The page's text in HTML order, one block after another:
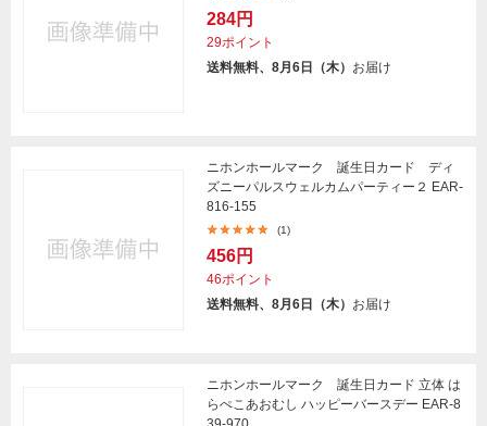
284円
29ポイント
送料無料、8月6日（木） お届け
ニホンホールマーク 誕生日カード ディ
ズニーパルスウェルカムパーティー２ EAR-
816-155
(1)
456円
46ポイント
送料無料、8月6日（木） お届け
ニホンホールマーク 誕生日カード 立体 は
らぺこあおむし ハッピーバースデー EAR-8